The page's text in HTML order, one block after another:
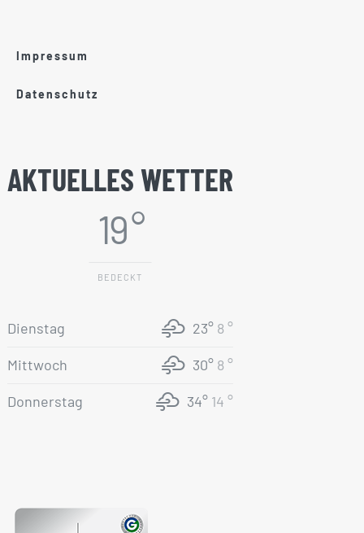
Impressum
Datenschutz
AKTUELLES WETTER
19 °
BEDECKT
Dienstag 23° 8 °
Mittwoch 30° 8 °
Donnerstag 34° 14 °